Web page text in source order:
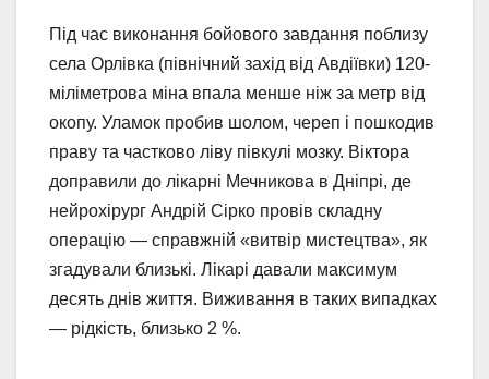
Під час виконання бойового завдання поблизу
села Орлівка (північний захід від Авдіївки) 120-
міліметрова міна впала менше ніж за метр від
окопу. Уламок пробив шолом, череп і пошкодив
праву та частково ліву півкулі мозку. Віктора
доправили до лікарні Мечникова в Дніпрі, де
нейрохірург Андрій Сірко провів складну
операцію — справжній «витвір мистецтва», як
згадували близькі. Лікарі давали максимум
десять днів життя. Виживання в таких випадках
— рідкість, близько 2 %.